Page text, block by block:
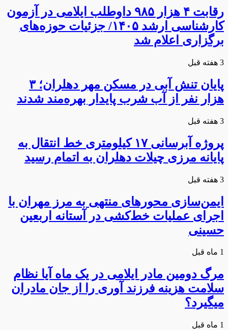
رقابت ۴ هزار ۹۸۵ داوطلب ایلامی در آزمون
کارشناسی ارشد ۱۴۰۵/ جزئیات حوزه‌های
برگزاری اعلام شد
3 هفته قبل
پایان تنش آبی در مسکن مهر دهلران؛ ۳
هزار نفر از آب شرب پایدار بهره‌مند شدند
3 هفته قبل
پروژه آبرسانی ۱۷ کیلومتری خط انتقال به
پایانه مرزی چیلات دهلران به اتمام رسید
3 هفته قبل
ایمن‌سازی محورهای منتهی به مرز مهران با
اجرای عملیات خط‌کشی در آستانه اربعین
حسینی
1 ماه قبل
مرگ دومین مادر ایلامی در یک ماه آیا نظام
سلامت هزینه فرزند آوری را از جان مادران
میگیرد؟
1 ماه قبل